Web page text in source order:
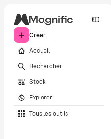
Créer
Accueil
Rechercher
Stock
Explorer
Tous les outils